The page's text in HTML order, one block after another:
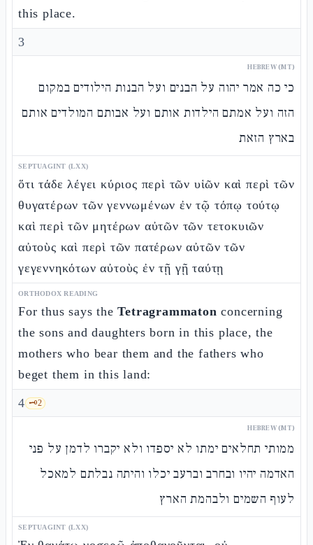
this place.
3
HEBREW (MT)
כי כה אמר יהוה על הבנים ועל הבנות הילודים במקום
הזה ועל אמתם הילדות אותם ועל אבותם המולדים אותם
בארץ הזאת
SEPTUAGINT (LXX)
ὅτι τάδε λέγει κύριος περὶ τῶν υἱῶν καὶ περὶ τῶν
θυγατέρων τῶν γεννωμένων ἐν τῷ τόπῳ τούτῳ
καὶ περὶ τῶν μητέρων αὐτῶν τῶν τετοκυιῶν
αὐτοὺς καὶ περὶ τῶν πατέρων αὐτῶν τῶν
γεγεννηκότων αὐτοὺς ἐν τῇ γῇ ταύτῃ
ORTHODOX READING
For thus says theTetragrammaton concerning
the sons and daughters born in this place, the
mothers who bear them and the fathers who
beget them in this land:
4 🗝️2
HEBREW (MT)
ממותי תחלאים ימתו לא יספדו ולא יקברו לדמן על פני
האדמה יהיו ובחרב וברעב יכלו והיתה נבלתם למאכל
לעוף השמים ולבהמת הארץ
SEPTUAGINT (LXX)